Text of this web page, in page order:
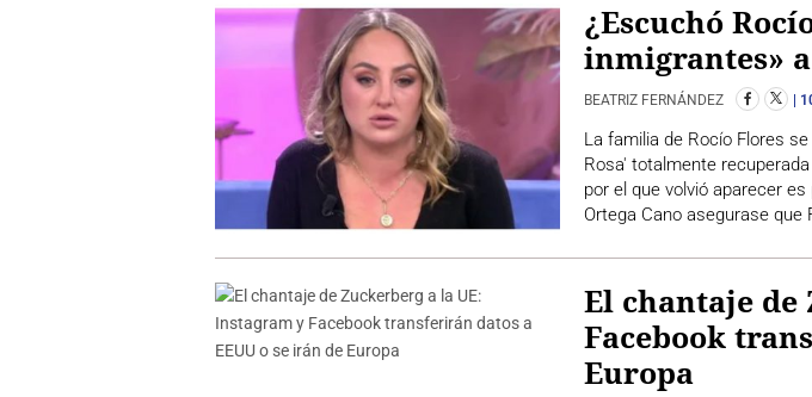
¿Escuchó
inmigrantes»
BEATRIZ FERNÁNDEZ
La familia de Rocío Flores
Rosa' totalmente
por el que volvió aparecer
Ortega Cano asegurase que
El chantaje de
Facebook
Europa